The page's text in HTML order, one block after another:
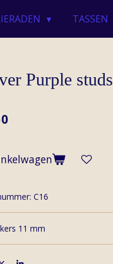
TASSEN
Purple studs
C16
11 mm